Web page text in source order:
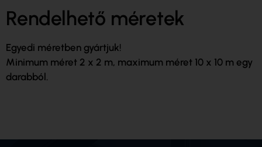
Rendelhető méretek
Egyedi méretben gyártjuk!
Minimum méret 2 x 2 m, maximum méret 10 x 10 m egy
darabból.